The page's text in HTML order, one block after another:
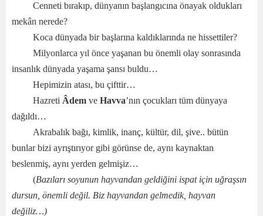
Cenneti bırakıp, dünyanın başlangıcına önayak oldukları
mekân nerede?
Koca dünyada bir başlarına kaldıklarında ne hissettiler?
Milyonlarca yıl önce yaşanan bu önemli olay sonrasında
insanlık dünyada yaşama şansı buldu…
Hepimizin atası, bu çifttir…
Hazreti Âdem ve Havva’nın çocukları tüm dünyaya
dağıldı…
Akrabalık bağı, kimlik, inanç, kültür, dil, şive.. bütün
bunlar bizi ayrıştırıyor gibi görünse de, aynı kaynaktan
beslenmiş, aynı yerden gelmişiz…
(Bazıları soyunun hayvandan geldiğini ispat için uğraşsın
dursun, önemli değil. Biz hayvandan gelmedik, hayvan
değiliz…)